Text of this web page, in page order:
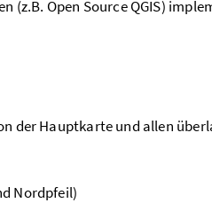
(z.B. Open Source QGIS)
der Hauptkarte und allen
Nordpfeil)